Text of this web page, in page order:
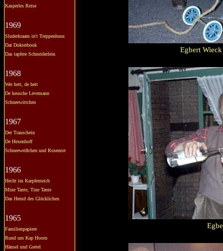
Kasperles Reise
1969
Sluderkraam in't Treppenhuus
Dat Dokterbook
Das tapfere Schneiderlein
1968
Wer hett, de hett
De keusche Levemann
Schneewittchen
1967
Der Trauschein
De Hexenhoff
Schneeweißchen und Rosenrot
1966
Hecht im Karpfenteich
Mine Tante, Tine Tante
Das Hemd des Glücklichen
1965
Familienpapiere
Rund um Kap Hoorn
Hänsel und Gretel
Egbert